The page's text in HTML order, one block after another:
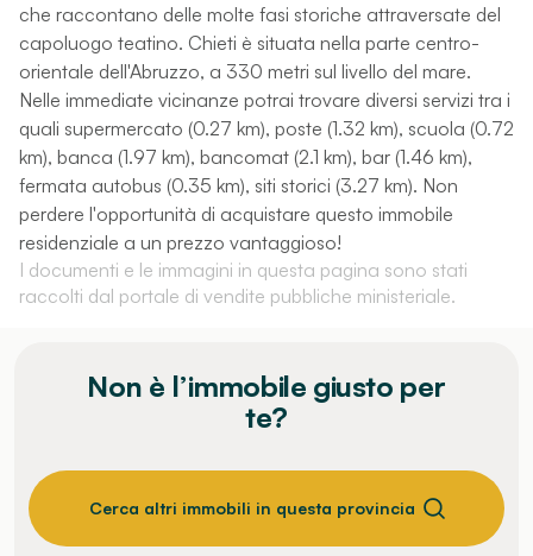
che raccontano delle molte fasi storiche attraversate del
capoluogo teatino. Chieti è situata nella parte centro-
orientale dell'Abruzzo, a 330 metri sul livello del mare.
Nelle immediate vicinanze potrai trovare diversi servizi tra i
quali supermercato (0.27 km), poste (1.32 km), scuola (0.72
km), banca (1.97 km), bancomat (2.1 km), bar (1.46 km),
fermata autobus (0.35 km), siti storici (3.27 km). Non
perdere l'opportunità di acquistare questo immobile
residenziale a un prezzo vantaggioso!
I documenti e le immagini in questa pagina sono stati
raccolti dal portale di vendite pubbliche ministeriale.
Non è l’immobile giusto per
te?
Cerca altri immobili in questa provincia